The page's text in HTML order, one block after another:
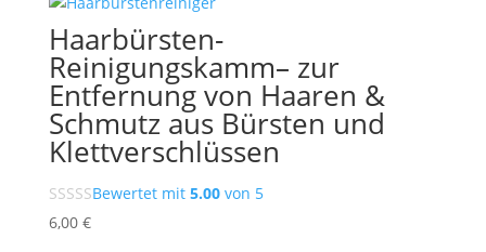
Haarbürsten-
Reinigungskamm– zur
Entfernung von Haaren &
Schmutz aus Bürsten und
Klettverschlüssen
Bewertet mit 5.00von 5
6,00 €